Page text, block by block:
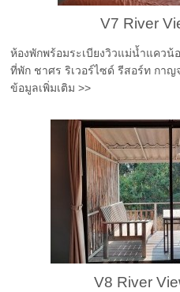
V7 River
ห้องพักพร้อมระเบียงวิวแม่น้ำแควน้
ที่พัก ชาศร ริเวอร์ไซด์ รีสอร์ท กาญ
ข้อมูลเพิ่มเติม >>
V8 River